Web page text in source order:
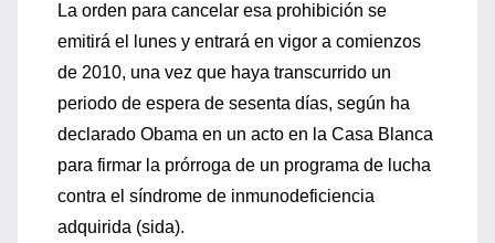
La orden para cancelar esa prohibición se
emitirá el lunes y entrará en vigor a comienzos
de 2010, una vez que haya transcurrido un
periodo de espera de sesenta días, según ha
declarado Obama en un acto en la Casa Blanca
para firmar la prórroga de un programa de lucha
contra el síndrome de inmunodeficiencia
adquirida (sida).